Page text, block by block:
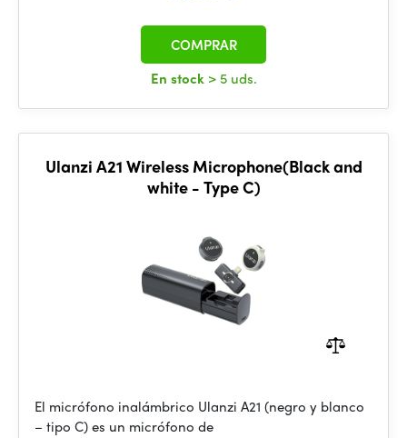
En stock > 5 uds.
COMPRAR
Ulanzi A21 Wireless Microphone(Black and
white - Type C)
El micrófono inalámbrico Ulanzi A21 (negro y blanco
– tipo C) es un micrófono de